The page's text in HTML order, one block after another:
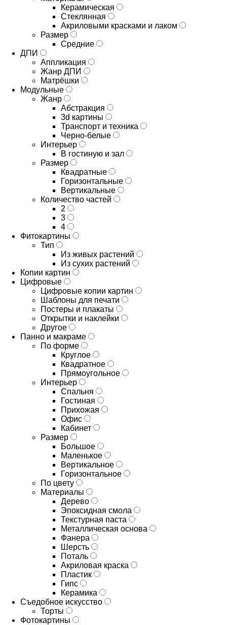
Керамическая
Стеклянная
Акриловыми красками и лаком
Размер
Средние
ДПИ
Аппликация
Жанр ДПИ
Матрёшки
Модульные
Жанр
Абстракция
3d картины
Транспорт и техника
Черно-белые
Интерьер
В гостиную и зал
Размер
Квадратные
Горизонтальные
Вертикальные
Количество частей
2
3
4
Фитокартины
Тип
Из живых растений
Из сухих растений
Копии картин
Цифровые
Цифровые копии картин
Шаблоны для печати
Постеры и плакаты
Открытки и наклейки
Другое
Панно и макраме
По форме
Круглое
Квадратное
Прямоугольное
Интерьер
Спальня
Гостиная
Прихожая
Офис
Кабинет
Размер
Большое
Маленькое
Вертикальное
Горизонтальное
По цвету
Материалы
Дерево
Эпоксидная смола
Текстурная паста
Металлическая основа
Фанера
Шерсть
Поталь
Акриловая краска
Пластик
Гипс
Керамика
Съедобное искусство
Торты
Фотокартины